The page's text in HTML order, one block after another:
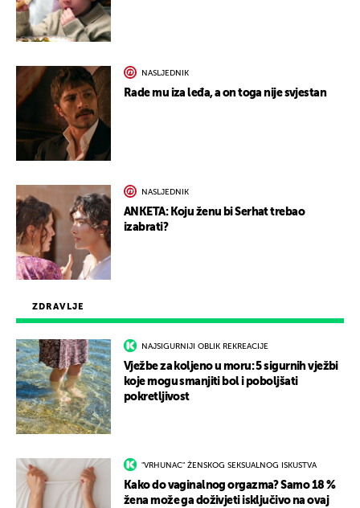
ZDRAVLJE
NAJSIGURNIJI OBLIK REKREACIJE
Vježbe za koljeno u moru: 5 sigurnih vježbi
koje mogu smanjiti bol i poboljšati
pokretljivost
"VRHUNAC" ŽENSKOG SEKSUALNOG ISKUSTVA
Kako do vaginalnog orgazma? Samo 18 %
žena može ga doživjeti isključivo na ovaj
NASLJEDNIK
Rade mu iza leđa, a on toga nije svjestan
NASLJEDNIK
ANKETA: Koju ženu bi Serhat trebao
izabrati?